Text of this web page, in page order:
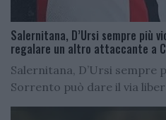
Salernitana, D’Ursi sempre più
regalare un altro attaccante a
Salernitana, D’Ursi sempre
Sorrento può dare il via